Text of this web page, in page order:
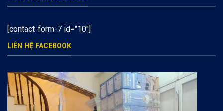
[contact-form-7 id="10"]
LIÊN HỆ FACEBOOK